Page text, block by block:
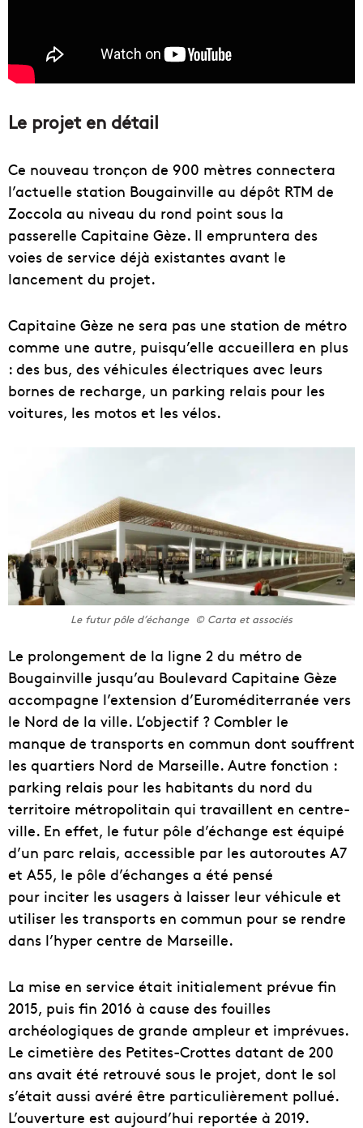
Le projet en détail
Ce nouveau tronçon de 900 mètres connectera
l’actuelle station Bougainville au dépôt RTM de
Zoccola au niveau du rond point sous la
passerelle Capitaine Gèze. Il empruntera des
voies de service déjà existantes avant le
lancement du projet.
Capitaine Gèze ne sera pas une station de métro
comme une autre, puisqu’elle accueillera en plus
: des bus, des véhicules électriques avec leurs
bornes de recharge, un parking relais pour les
voitures, les motos et les vélos.
Le futur pôle d’échange © Carta et associés
Le prolongement de la ligne 2 du métro de
Bougainville jusqu’au Boulevard Capitaine Gèze
accompagne l’extension d’Euroméditerranée vers
le Nord de la ville. L’objectif ? Combler le
manque de transports en commun dont souffrent
les quartiers Nord de Marseille. Autre fonction :
parking relais pour les habitants du nord du
territoire métropolitain qui travaillent en centre-
ville. En effet, le futur pôle d’échange est équipé
d’un parc relais, accessible par les autoroutes A7
et A55, le pôle d’échanges a été pensé
pour inciter les usagers à laisser leur véhicule et
utiliser les transports en commun pour se rendre
dans l’hyper centre de Marseille.
La mise en service était initialement prévue fin
2015, puis fin 2016 à cause des fouilles
archéologiques de grande ampleur et imprévues.
Le cimetière des Petites-Crottes datant de 200
ans avait été retrouvé sous le projet, dont le sol
s’était aussi avéré être particulièrement pollué.
L’ouverture est aujourd’hui reportée à 2019.